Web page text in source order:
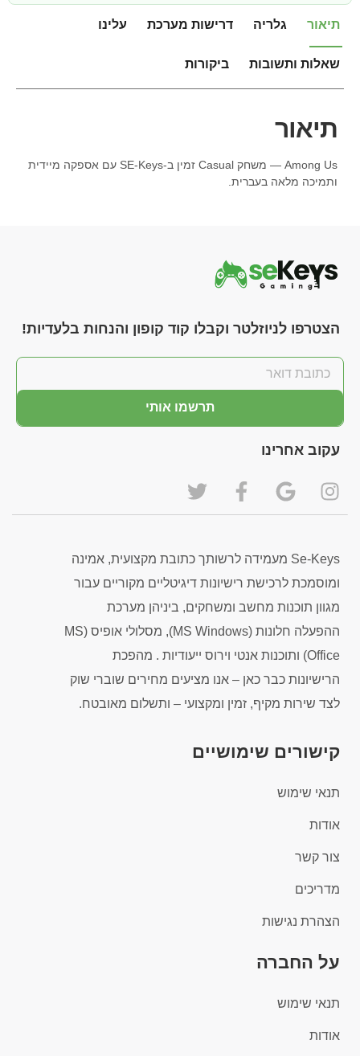
תיאור גלריה דרישות מערכת עלינו
שאלות ותשובות ביקורות
תיאור
Among Us — משחק Casual זמין ב-SE-Keys עם אספקה מיידית
ותמיכה מלאה בעברית.
הצטרפו לניוזלטר וקבלו קוד קופון והנחות בלעדיות!
תרשמו אותי
עקוב אחרינו
Se-Keys מעמידה לרשותך כתובת מקצועית, אמינה
ומוסמכת לרכישת רישיונות דיגיטליים מקוריים עבור
מגוון תוכנות מחשב ומשחקים, ביניהן מערכת
ההפעלה חלונות (MS Windows), מסלולי אופיס (MS
Office) ותוכנות אנטי וירוס ייעודיות . מהפכת
הרישיונות כבר כאן – אנו מציעים מחירים שוברי שוק
לצד שירות מקיף, זמין ומקצועי – ותשלום מאובטח.
קישורים שימושיים
תנאי שימוש
אודות
צור קשר
מדריכים
הצהרת נגישות
על החברה
תנאי שימוש
אודות